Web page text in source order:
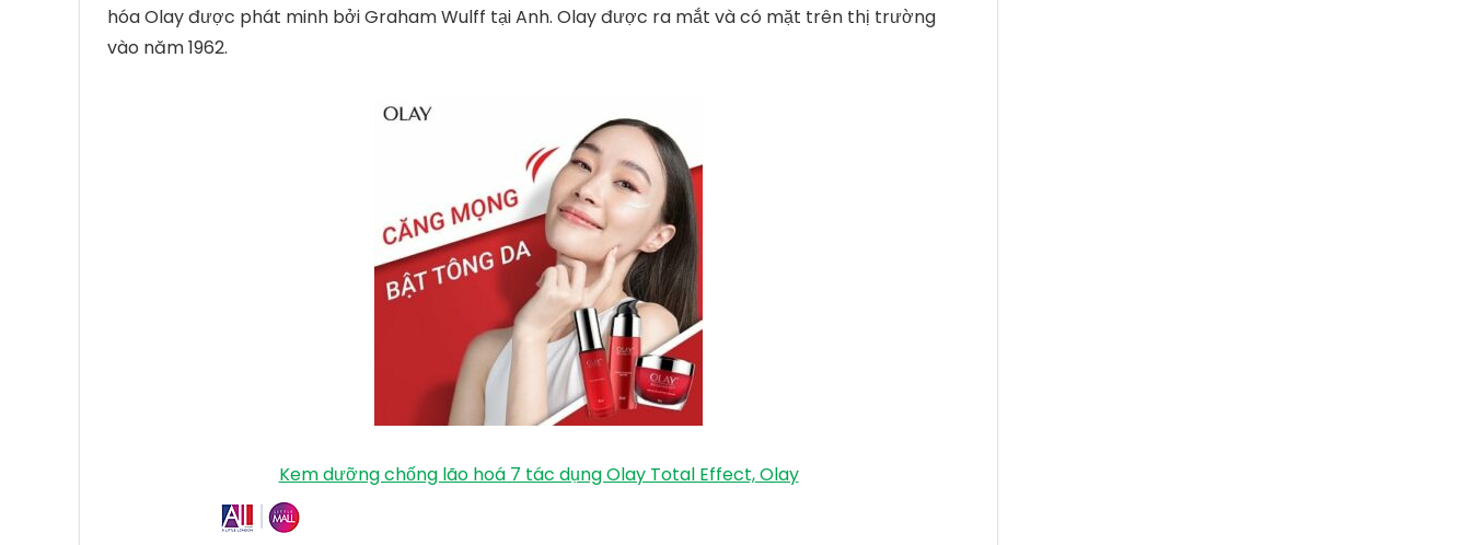
hóa Olay được phát minh bởi Graham Wulff tại Anh. Olay được ra mắt và có mặt trên thị trường
vào năm 1962.
Kem dưỡng chống lão hoá 7 tác dụng Olay Total Effect, Olay